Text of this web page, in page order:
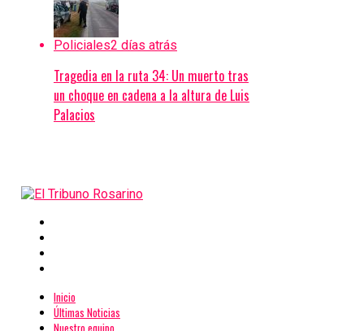
Policiales2 días atrás
Tragedia en la ruta 34: Un muerto tras
un choque en cadena a la altura de Luis
Palacios
Inicio
Últimas Noticias